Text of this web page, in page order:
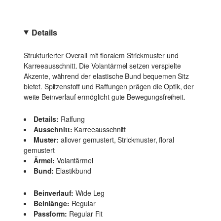
Details
Strukturierter Overall mit floralem Strickmuster und
Karreeausschnitt. Die Volantärmel setzen verspielte
Akzente, während der elastische Bund bequemen Sitz
bietet. Spitzenstoff und Raffungen prägen die Optik, der
weite Beinverlauf ermöglicht gute Bewegungsfreiheit.
Details: Raffung
Ausschnitt: Karreeausschnitt
Muster: allover gemustert, Strickmuster, floral
gemustert
Ärmel: Volantärmel
Bund: Elastikbund
Beinverlauf: Wide Leg
Beinlänge: Regular
Passform: Regular Fit